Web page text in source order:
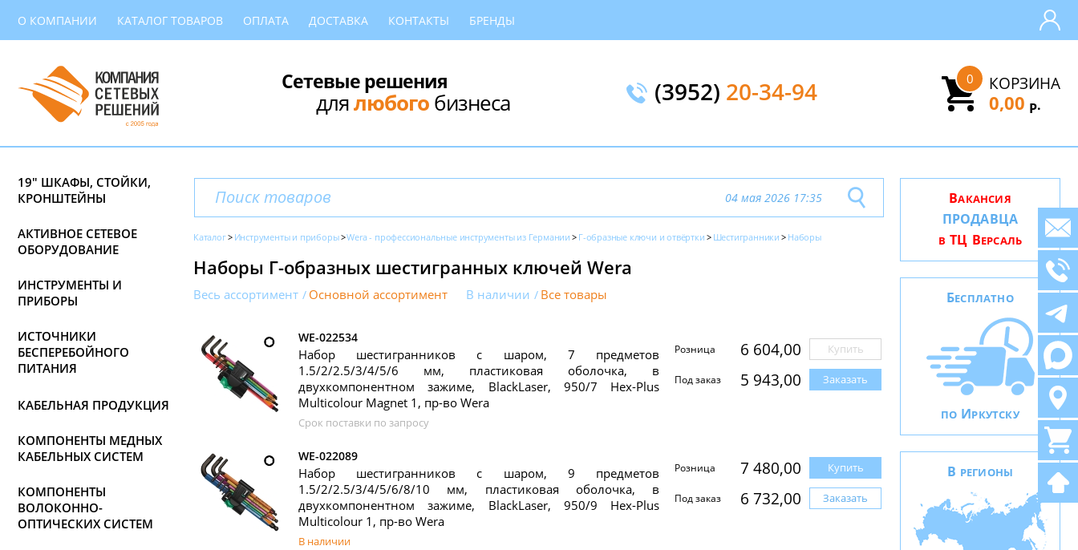
О КОМПАНИИ КАТАЛОГ ТОВАРОВ ОПЛАТА ДОСТАВКА КОНТАКТЫ БРЕНДЫ
Сетевые решения
длялюбогобизнеса (3952) 20-34-94 КОРЗИНА
0
0,00 Р.
19" ШКАФЫ, СТОЙКИ,
КРОНШТЕЙНЫ
АКТИВНОЕ СЕТЕВОЕ
ОБОРУДОВАНИЕ
ИНСТРУМЕНТЫ И
ПРИБОРЫ
ИСТОЧНИКИ
БЕСПЕРЕБОЙНОГО
ПИТАНИЯ
КАБЕЛЬНАЯ ПРОДУКЦИЯ
КОМПОНЕНТЫ МЕДНЫХ
КАБЕЛЬНЫХ СИСТЕМ
КОМПОНЕНТЫ
ВОЛОКОННО-
ОПТИЧЕСКИХ СИСТЕМ
04 мая 2026 17:35
Каталог Инструменты и приборы Wera - профессиональные инструменты из Германии Г-образные ключи и отвёртки Шестигранники Наборы
Наборы Г-образных шестигранных ключей Wera
Весь ассортимент Основной ассортимент В наличии Все товары
WE-022534
Набор шестигранников с шаром, 7 предметов
1.5/2/2.5/3/4/5/6 мм, пластиковая оболочка, в
двухкомпонентном зажиме, BlackLaser, 950/7 Hex-Plus
Multicolour Magnet 1, пр-во Wera
Срок поставки по запросу
Розница 6 604,00 Купить
Под заказ 5 943,00 Заказать
WE-022089
Набор шестигранников с шаром, 9 предметов
1.5/2/2.5/3/4/5/6/8/10 мм, пластиковая оболочка, в
двухкомпонентном зажиме, BlackLaser, 950/9 Hex-Plus
Multicolour 1, пр-во Wera
В наличии
Розница 7 480,00 Купить
Под заказ 6 732,00 Заказать
ВАКАНСИЯ
ПРОДАВЦА
В ТЦ ВЕРСАЛЬ
БЕСПЛАТНО
ПО ИРКУТСКУ
В РЕГИОНЫ